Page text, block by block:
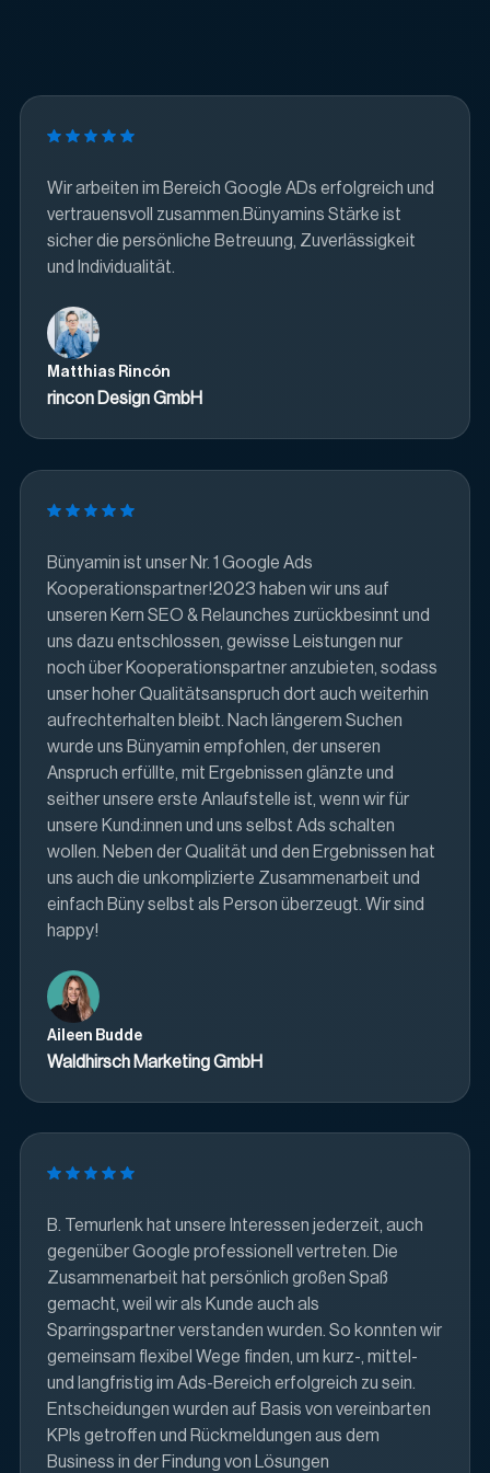
Wir arbeiten im Bereich Google ADs erfolgreich und
vertrauensvoll zusammen.Bünyamins Stärke ist
sicher die persönliche Betreuung, Zuverlässigkeit
und Individualität.
Matthias Rincón
rincon Design GmbH
Bünyamin ist unser Nr. 1 Google Ads
Kooperationspartner!2023 haben wir uns auf
unseren Kern SEO & Relaunches zurückbesinnt und
uns dazu entschlossen, gewisse Leistungen nur
noch über Kooperationspartner anzubieten, sodass
unser hoher Qualitätsanspruch dort auch weiterhin
aufrechterhalten bleibt. Nach längerem Suchen
wurde uns Bünyamin empfohlen, der unseren
Anspruch erfüllte, mit Ergebnissen glänzte und
seither unsere erste Anlaufstelle ist, wenn wir für
unsere Kund:innen und uns selbst Ads schalten
wollen. Neben der Qualität und den Ergebnissen hat
uns auch die unkomplizierte Zusammenarbeit und
einfach Büny selbst als Person überzeugt. Wir sind
happy!
Aileen Budde
Waldhirsch Marketing GmbH
B. Temurlenk hat unsere Interessen jederzeit, auch
gegenüber Google professionell vertreten. Die
Zusammenarbeit hat persönlich großen Spaß
gemacht, weil wir als Kunde auch als
Sparringspartner verstanden wurden. So konnten wir
gemeinsam flexibel Wege finden, um kurz-, mittel-
und langfristig im Ads-Bereich erfolgreich zu sein.
Entscheidungen wurden auf Basis von vereinbarten
KPIs getroffen und Rückmeldungen aus dem
Business in der Findung von Lösungen